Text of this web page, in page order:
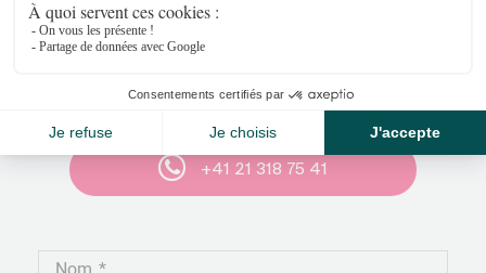
Anouk Christe
knightfrank.ch
+41 21 318 75 41